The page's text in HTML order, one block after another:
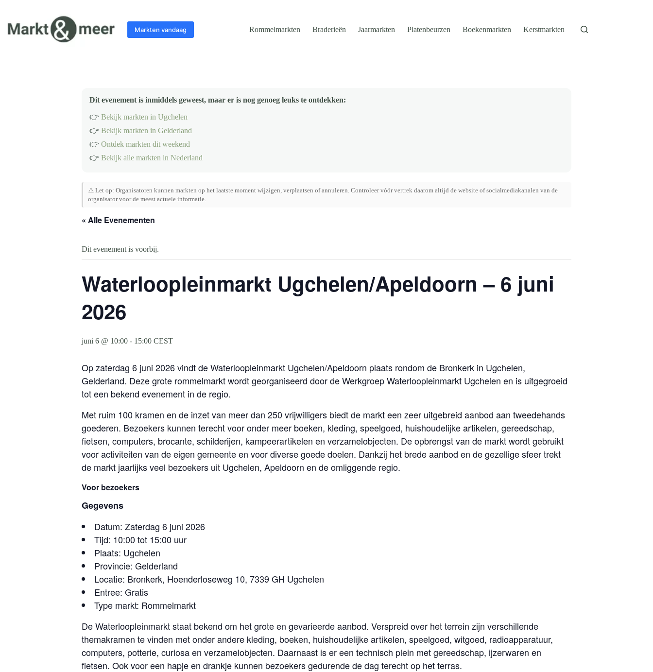
inhoud
Markten vandaag Rommelmarkten Braderieën Jaarmarkten Platenbeurzen Boekenmarkten Kerstmarkten
Dit evenement is inmiddels geweest, maar er is nog genoeg leuks te ontdekken:
👉 Bekijk markten in Ugchelen
👉 Bekijk markten in Gelderland
👉 Ontdek markten dit weekend
👉 Bekijk alle markten in Nederland
⚠️ Let op: Organisatoren kunnen markten op het laatste moment wijzigen, verplaatsen of annuleren. Controleer vóór vertrek daarom altijd de website of socialmediakanalen van de
organisator voor de meest actuele informatie.
« Alle Evenementen
Dit evenement is voorbij.
Waterloopleinmarkt Ugchelen/Apeldoorn – 6 juni
2026
juni 6 @ 10:00 - 15:00 CEST
Op zaterdag 6 juni 2026 vindt de Waterloopleinmarkt Ugchelen/Apeldoorn plaats rondom de Bronkerk in Ugchelen,
Gelderland. Deze grote rommelmarkt wordt georganiseerd door de Werkgroep Waterloopleinmarkt Ugchelen en is uitgegroeid
tot een bekend evenement in de regio.
Met ruim 100 kramen en de inzet van meer dan 250 vrijwilligers biedt de markt een zeer uitgebreid aanbod aan tweedehands
goederen. Bezoekers kunnen terecht voor onder meer boeken, kleding, speelgoed, huishoudelijke artikelen, gereedschap,
fietsen, computers, brocante, schilderijen, kampeerartikelen en verzamelobjecten. De opbrengst van de markt wordt gebruikt
voor activiteiten van de eigen gemeente en voor diverse goede doelen. Dankzij het brede aanbod en de gezellige sfeer trekt
de markt jaarlijks veel bezoekers uit Ugchelen, Apeldoorn en de omliggende regio.
Voor bezoekers
Gegevens
Datum: Zaterdag 6 juni 2026
Tijd: 10:00 tot 15:00 uur
Plaats: Ugchelen
Provincie: Gelderland
Locatie: Bronkerk, Hoenderloseweg 10, 7339 GH Ugchelen
Entree: Gratis
Type markt: Rommelmarkt
De Waterloopleinmarkt staat bekend om het grote en gevarieerde aanbod. Verspreid over het terrein zijn verschillende
themakramen te vinden met onder andere kleding, boeken, huishoudelijke artikelen, speelgoed, witgoed, radioapparatuur,
computers, potterie, curiosa en verzamelobjecten. Daarnaast is er een technisch plein met gereedschap, ijzerwaren en
fietsen. Ook voor een hapje en drankje kunnen bezoekers gedurende de dag terecht op het terras.